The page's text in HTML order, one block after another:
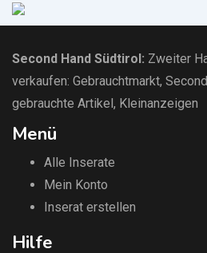
Second Hand Südtirol: Zweiter
verkaufen: Gebrauchtmarkt,
gebrauchte Artikel, Kleinanzeigen
Menü
Alle Inserate
Mein Konto
Inserat erstellen
Hilfe